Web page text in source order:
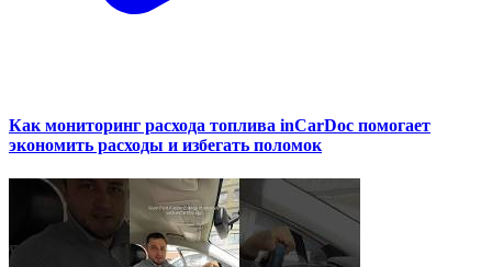
Как мониторинг расхода топлива inCarDoc помогает
экономить расходы и избегать поломок